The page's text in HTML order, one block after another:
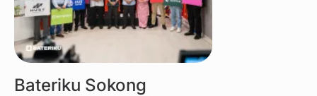
Bateriku Sokong